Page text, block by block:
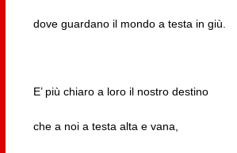
dove guardano il mondo a testa in giù.
E’ più chiaro a loro il nostro destino
che a noi a testa alta e vana,